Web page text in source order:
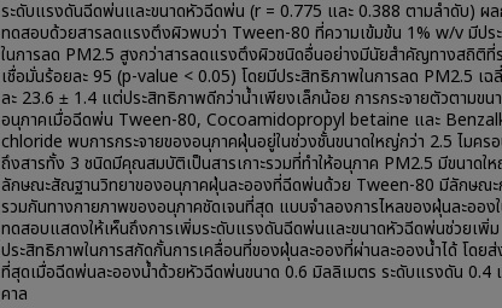
ระดับแรงดันฉีดพ่นและขนาดหัวฉีดพ่น (r = 0.775 และ 0.388 ตามลำดับ) ผล
ทดสอบด้วยสารลดแรงตึงผิวพบว่า Tween-80 ที่ความเข้มข้น 1% w/v มีปร
ในการลด PM2.5 สูงกว่าสารลดแรงตึงผิวชนิดอื่นอย่างมีนัยสำคัญทางสถิติที่
เชื่อมั่นร้อยละ 95 (p-value < 0.05) โดยมีประสิทธิภาพในการลด PM2.5 เฉ
ละ 23.6 ± 1.4 แต่ประสิทธิภาพดีกว่าน้ำเพียงเล็กน้อย การกระจายตัวตามขน
อนุภาคเมื่อฉีดพ่น Tween-80, Cocoamidopropyl betaine และ
chloride พบการกระจายของอนุภาคฝุ่นอยู่ในช่วงชั้นขนาดใหญ่กว่า 2.5 ไมคร
ถึงสารทั้ง 3 ชนิดมีคุณสมบัติเป็นสารเกาะรวมที่ทำให้อนุภาค PM2.5 มีขนาดใ
ลักษณะสัณฐานวิทยาของอนุภาคฝุ่นละอองที่ฉีดพ่นด้วย Tween-80 มีลักษณะก
รวมกันทางกายภาพของอนุภาคชัดเจนที่สุด แบบจำลองการไหลของฝุ่นละออง
ทดสอบแสดงให้เห็นถึงการเพิ่มระดับแรงดันฉีดพ่นและขนาดหัวฉีดพ่นช่วยเพิ่ม
ประสิทธิภาพในการสกัดกั้นการเคลื่อนที่ของฝุ่นละอองที่ผ่านละอองน้ำได้ โดยส่
ที่สุดเมื่อฉีดพ่นละอองน้ำด้วยหัวฉีดพ่นขนาด 0.6 มิลลิเมตร ระดับแรงดัน 0.4
คาล